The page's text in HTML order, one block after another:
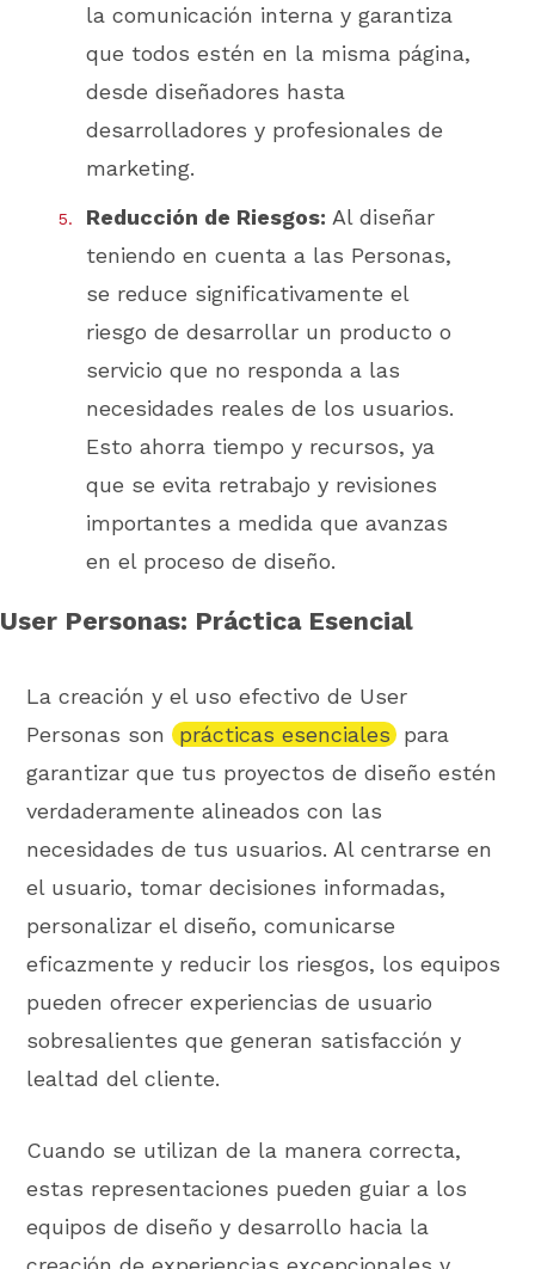
la comunicación interna y garantiza
que todos estén en la misma página,
desde diseñadores hasta
desarrolladores y profesionales de
marketing.
Reducción de Riesgos: Al diseñar
teniendo en cuenta a las Personas,
se reduce significativamente el
riesgo de desarrollar un producto o
servicio que no responda a las
necesidades reales de los usuarios.
Esto ahorra tiempo y recursos, ya
que se evita retrabajo y revisiones
importantes a medida que avanzas
en el proceso de diseño.
User Personas: Práctica Esencial
La creación y el uso efectivo de User
Personas son prácticas esenciales
para
garantizar que tus proyectos de diseño estén
verdaderamente alineados con las
necesidades de tus usuarios. Al centrarse en
el usuario, tomar decisiones informadas,
personalizar el diseño, comunicarse
eficazmente y reducir los riesgos, los equipos
pueden ofrecer experiencias de usuario
sobresalientes que generan satisfacción y
lealtad del cliente.
Cuando se utilizan de la manera correcta,
estas representaciones pueden guiar a los
equipos de diseño y desarrollo hacia la